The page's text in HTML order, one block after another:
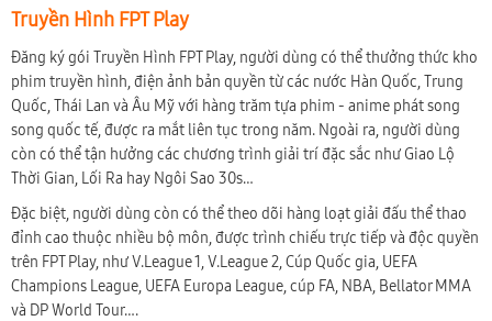
Truyền Hình FPT Play
Đăng ký gói Truyền Hình FPT Play, người dùng có thể thưởng thức kho
phim truyền hình, điện ảnh bản quyền từ các nước Hàn Quốc, Trung
Quốc, Thái Lan và Âu Mỹ với hàng trăm tựa phim - anime phát song
song quốc tế, được ra mắt liên tục trong năm. Ngoài ra, người dùng
còn có thể tận hưởng các chương trình giải trí đặc sắc như Giao Lộ
Thời Gian, Lối Ra hay Ngôi Sao 30s…
Đặc biệt, người dùng còn có thể theo dõi hàng loạt giải đấu thể thao
đỉnh cao thuộc nhiều bộ môn, được trình chiếu trực tiếp và độc quyền
trên FPT Play, như V.League 1, V.League 2, Cúp Quốc gia, UEFA
Champions League, UEFA Europa League, cúp FA, NBA, Bellator MMA
và DP World Tour….